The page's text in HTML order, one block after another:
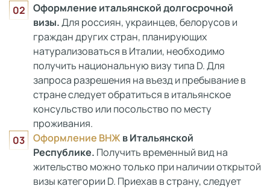
Оформление итальянской долгосрочной
визы.Для россиян, украинцев, белорусов и
граждан других стран, планирующих
натурализоваться в Италии, необходимо
получить национальную визу типа D. Для
запроса разрешения на въезд и пребывание в
стране следует обратиться в итальянское
консульство или посольство по месту
проживания.
Оформление ВНЖв Итальянской
Республике. Получить временный вид на
жительство можно только при наличии открытой
визы категории D. Приехав в страну, следует